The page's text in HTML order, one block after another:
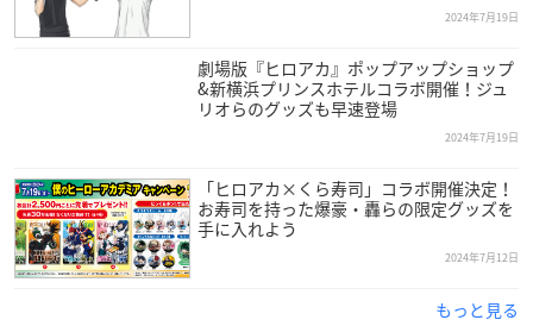
2024年7月19日
劇場版『ヒロアカ』ポップアップショップ
&新横浜プリンスホテルコラボ開催！ジュ
リオらのグッズも早速登場
2024年7月19日
「ヒロアカ×くら寿司」コラボ開催決定！
お寿司を持った爆豪・轟らの限定グッズを
手に入れよう
2024年7月12日
もっと見る